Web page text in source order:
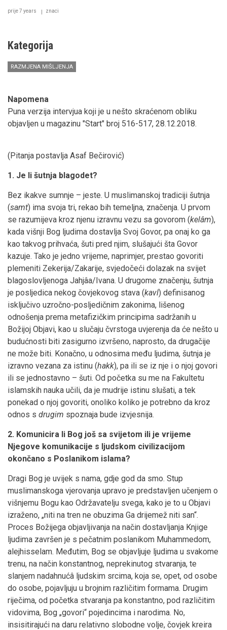
prije 7 years znaci
Kategorija
RAZMJENA MIŠLJENJA
Napomena
Puna verzija intervjua koji je u nešto skraćenom obliku
objavljen u magazinu "Start" broj 516-517, 28.12.2018.
(Pitanja postavlja Asaf Bečirović)
1. Je li šutnja blagodet?
Bez ikakve sumnje – jeste. U muslimanskoj tradiciji šutnja
(samt) ima svoja tri, rekao bih temeljna, značenja. U prvom
se razumijeva kroz njenu izravnu vezu sa govorom (kelâm),
kada višnji Bog ljudima dostavlja Svoj Govor, pa onaj ko ga
kao takvog prihvaća, šuti pred njim, slušajući šta Govor
kazuje. Tako je jedno vrijeme, naprimjer, prestao govoriti
plemeniti Zekerija/Zakarije, svjedočeći dolazak na svijet
blagoslovljenoga Jahjâa/Ivana. U drugome značenju, šutnja
je posljedica nekog čovjekovog stava (kavl) definisanog
isključivo uzročno-posljedičnim zakonima, lišenog
odnošenja prema metafizičkim principima sadržanih u
Božijoj Objavi, kao u slučaju čvrstoga uvjerenja da će nešto u
budućnosti biti zasigurno izvršeno, naprosto, da drugačije
ne može biti. Konačno, u odnosima među ljudima, šutnja je
izravno vezana za istinu (hakk), pa ili se iz nje i o njoj govori
ili se jednostavno – šuti. Od početka su me na Fakultetu
islamskih nauka učili, da je mudrije istinu slušati, a tek
ponekad o njoj govoriti, onoliko koliko je potrebno da kroz
odnos s drugim spoznaja bude izvjesnija.
2. Komunicira li Bog još sa svijetom ili je vrijeme
Njegove komunikacije s ljudskom civilizacijom
okončano s Poslanikom islama?
Dragi Bog je uvijek s nama, gdje god da smo. Stup
muslimanskoga vjerovanja upravo je predstavljen učenjem o
višnjemu Bogu kao Održavatelju svega, kako je to u Objavi
izraženo, „niti na tren ne obuzima Ga drijemež niti san“.
Proces Božijega objavljivanja na način dostavljanja Knjige
ljudima završen je s pečatnim poslanikom Muhammedom,
alejhisselam. Međutim, Bog se objavljuje ljudima u svakome
trenu, na način konstantnog, neprekinutog stvaranja, te
slanjem nadahnućâ ljudskim srcima, koja se, opet, od osobe
do osobe, pojavljuju u brojnim različitim formama. Drugim
riječima, od početka stvaranja pa konstantno, pod različitim
vidovima, Bog „govori“ pojedincima i narodima. No,
insisitirajući na daru relativno slobodne volje, čovjek kreira